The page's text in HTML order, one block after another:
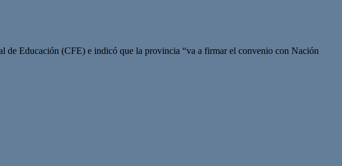
de Educación (CFE) e indicó que la provincia “va a firmar el convenio con Nación